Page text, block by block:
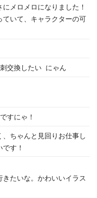
メロメロになりました！
ていて、キャラクターの可
交換したい にゃん
すにゃ！
ちゃんと見回りお仕事し
す！
たいな。かわいいイラス